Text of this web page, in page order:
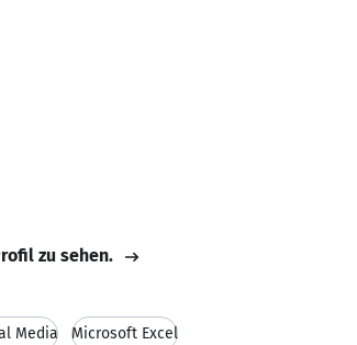
zu sehen.
Media Microsoft Excel